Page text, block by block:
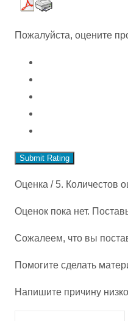
Пожалуйста, оцените
Submit Rating
Оценка / 5. Количестов
Оценок пока нет.
Сожалеем, что вы
Помогите сделать
Напишите причину